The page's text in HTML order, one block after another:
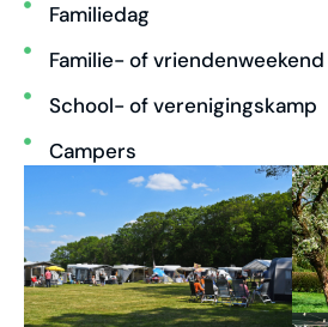
Familiedag
Familie- of vriendenweekend
School- of verenigingskamp
Campers